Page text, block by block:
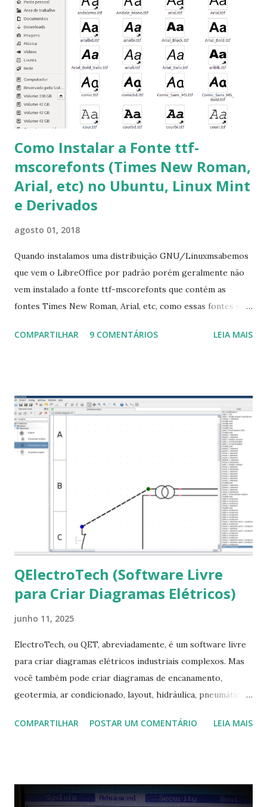
mscorefonts-installer Leia os termos de uso e avance
clicando em “Ok” Agora aceite os termos de uso clicando
em “Sim” Pronto agora abra o LibreOffice e veja se as
fontes Times New Roman, Arial estão instaladas. Caso
ocorra algum erro ou precisa reinstalar, execute: $ sudo
apt-get install --reinstall ttf-mscorefonts-installer
Como Instalar a Fonte ttf-
mscorefonts (Times New Roman,
Arial, etc) no Ubuntu, Linux Mint
e Derivados
agosto 01, 2018
Quando instalamos uma distribuição GNU/Linuxmsabemos
que vem o LibreOffice por padrão porém geralmente não
vem instalado a fonte ttf-mscorefonts que contém as
fontes Times New Roman, Arial, etc, como essas fontes são
a Associação Brasileira de Normas Técnicas (ABNT), exige
que contém essas fontes. Ao instalar o GNU/Linux abra o
terminal e execute o comando: $ sudo apt-get install ttf-
mscorefonts-installer Leia os termos de uso e avance
clicando em “Ok” Agora aceite os termos de uso clicando
em “Sim” Pronto agora abra o LibreOffice e veja se as
fontes Times New Roman, Arial estão instaladas. Caso
ocorra algum erro ou precisa reinstalar, execute: $ sudo
apt-get install --reinstall ttf-mscorefonts-installer
COMPARTILHAR 9 COMENTÁRIOS LEIA MAIS
QElectroTech (Software Livre
para Criar Diagramas Elétricos)
junho 11, 2025
ElectroTech, ou QET, abreviadamente, é um software livre
para criar diagramas elétricos industriais complexos. Mas
você também pode criar diagramas de encanamento,
geotermia, ar condicionado, layout, hidráulica, pneumática,
Na última versão 0.100, a coleção contém mais de 8.000
COMPARTILHAR POSTAR UM COMENTÁRIO LEIA MAIS